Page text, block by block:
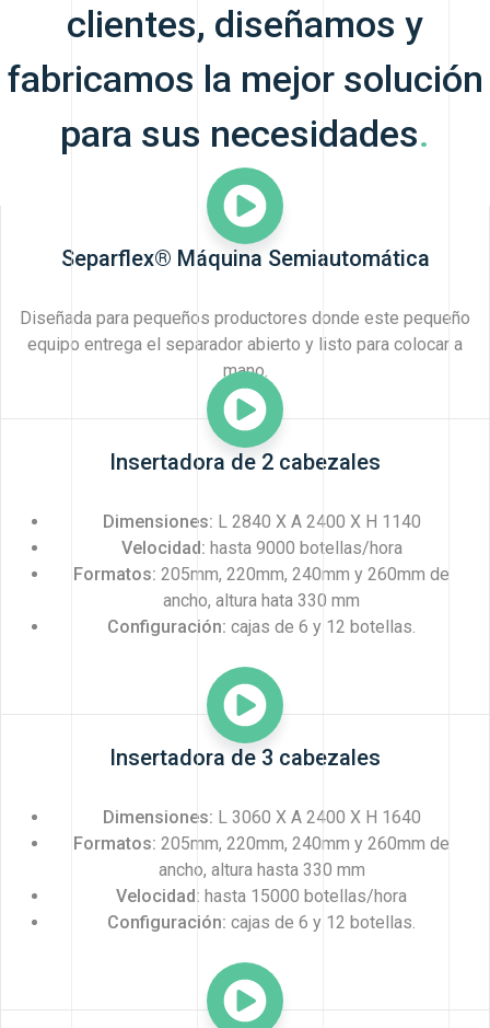
clientes, diseñamos y
fabricamos la mejor solución
para sus necesidades.
Separflex® Máquina Semiautomática
Diseñada para pequeños productores donde este pequeño
equipo entrega el separador abierto y listo para colocar a
mano.
Insertadora de 2 cabezales
Dimensiones: L 2840 X A 2400 X H 1140
Velocidad: hasta 9000 botellas/hora
Formatos: 205mm, 220mm, 240mm y 260mm de
ancho, altura hata 330 mm
Configuración: cajas de 6 y 12 botellas.
Insertadora de 3 cabezales
Dimensiones: L 3060 X A 2400 X H 1640
Formatos: 205mm, 220mm, 240mm y 260mm de
ancho, altura hasta 330 mm
Velocidad: hasta 15000 botellas/hora
Configuración: cajas de 6 y 12 botellas.